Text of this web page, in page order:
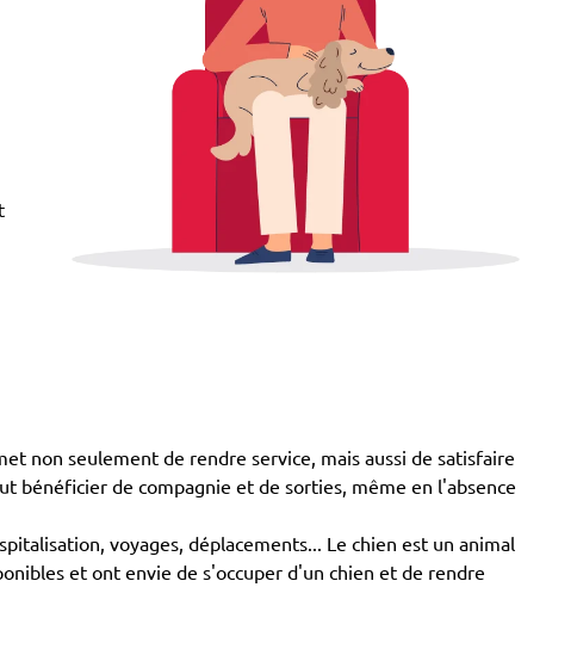
non seulement de rendre service, mais aussi de satisfaire
bénéficier de compagnie et de sorties, même en l'absence
voyages, déplacements... Le chien est un animal
et ont envie de s'occuper d'un chien et de rendre